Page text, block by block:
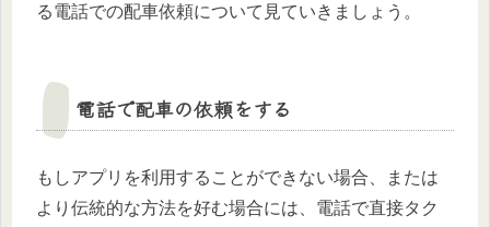
る電話での配車依頼について見ていきましょう。
電話で配車の依頼をする
もしアプリを利用することができない場合、または
より伝統的な方法を好む場合には、電話で直接タク